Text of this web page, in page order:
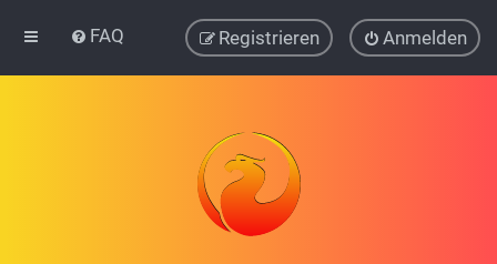
FAQ Anmelden
Registrieren